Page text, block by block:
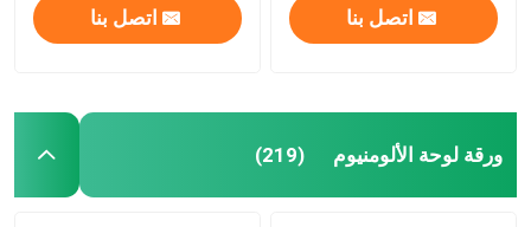
اتصل بنا اتصل بنا
ورقة لوحة الألومنيوم (219)